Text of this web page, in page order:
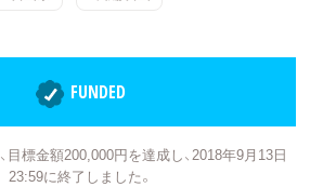
FUNDED
目標金額200,000円を達成し、2018年9月13日
23:59に終了しました。